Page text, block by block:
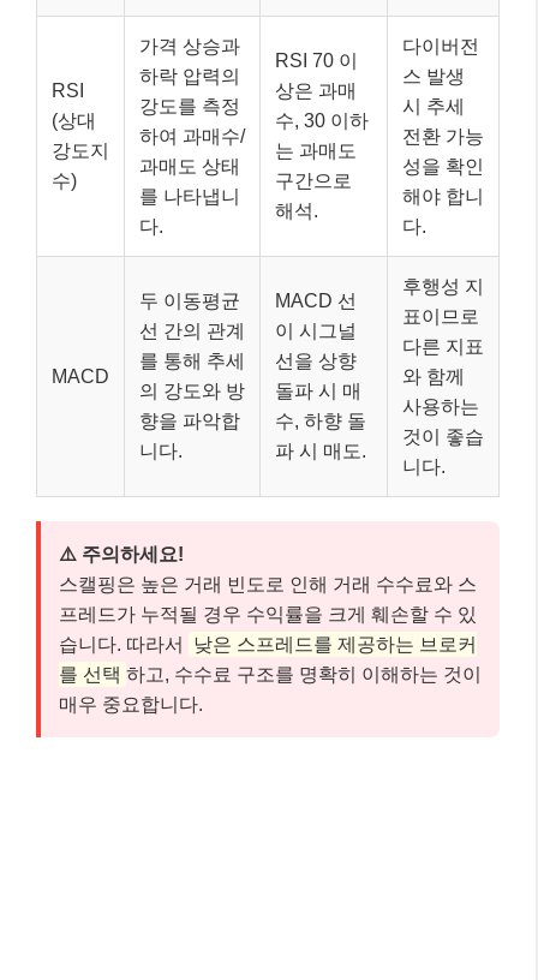
RSI
(상대
강도지
수)
가격 상승과
하락 압력의
강도를 측정
하여 과매수/
과매도 상태
를 나타냅니
다.
RSI 70 이
상은 과매
수, 30 이하
는 과매도
구간으로
해석.
다이버전
스 발생
시 추세
전환 가능
성을 확인
해야 합니
다.
MACD
두 이동평균
선 간의 관계
를 통해 추세
의 강도와 방
향을 파악합
니다.
MACD 선
이 시그널
선을 상향
돌파 시 매
수, 하향 돌
파 시 매도.
후행성 지
표이므로
다른 지표
와 함께
사용하는
것이 좋습
니다.
⚠️ 주의하세요!
스캘핑은 높은 거래 빈도로 인해 거래 수수료와 스
프레드가 누적될 경우 수익률을 크게 훼손할 수 있
습니다. 따라서
낮은 스프레드를 제공하는 브로커
를 선택 하고, 수수료 구조를 명확히 이해하는 것이
매우 중요합니다.